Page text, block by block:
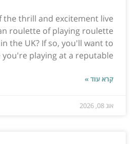
the thrill and excitement live
roulette of playing roulette
the UK? If so, you'll want to
playing at a reputable...
קרא עוד »
אוג 08, 2026